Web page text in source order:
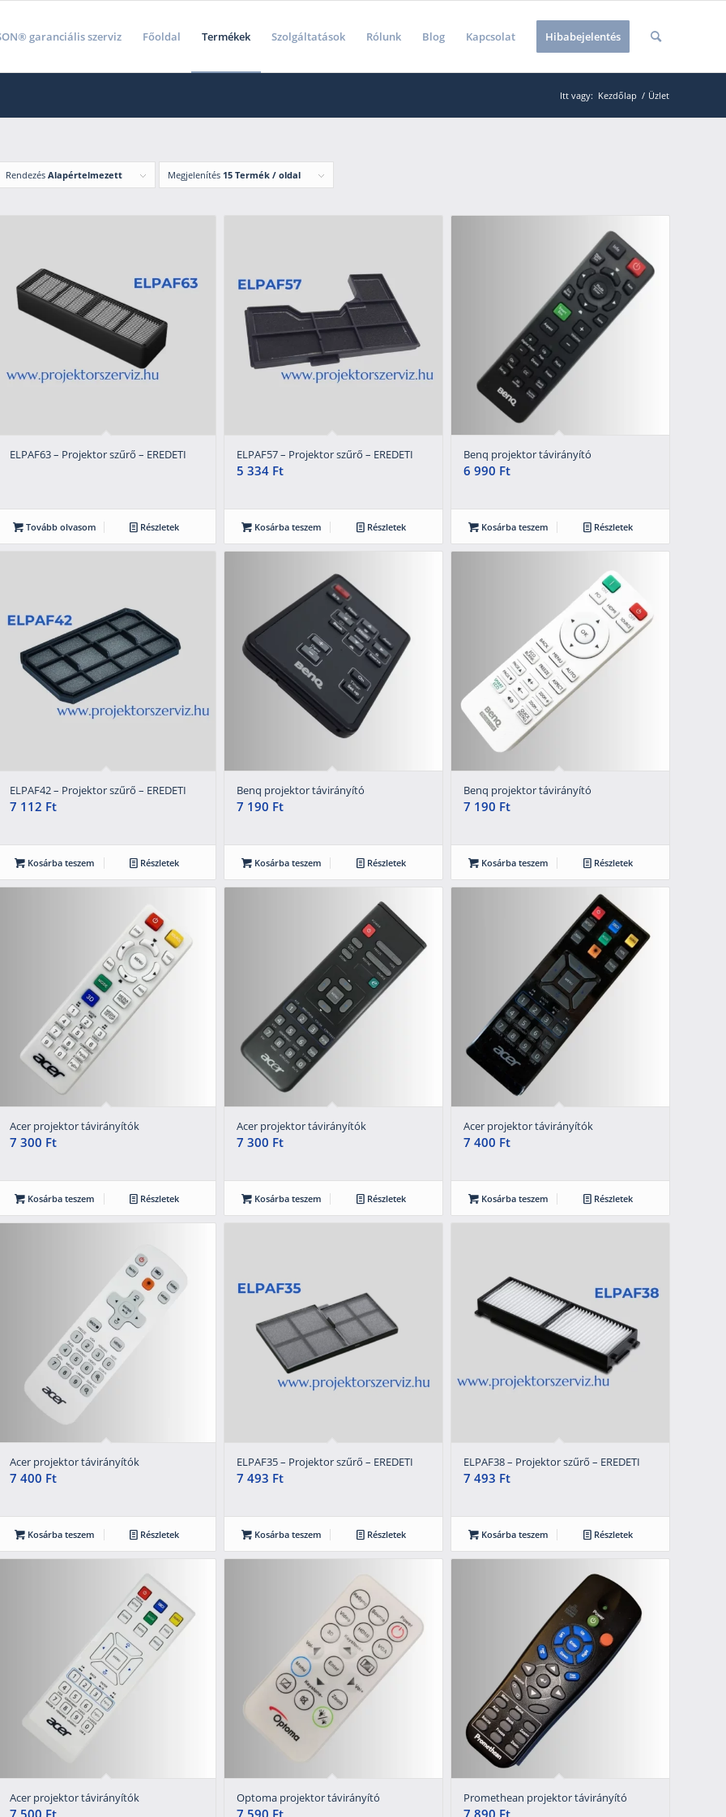
garanciális szerviz Főoldal Termékek Szolgáltatások Rólunk Blog Kapcsolat Hibabejelentés
Itt vagy: Kezdőlap / Üzlet
Rendezés Alapértelmezett Megjelenítés 15 Termék / oldal
ELPAF63 – Projektor szűrő – EREDETI
Tovább olvasom Részletek
ELPAF57 – Projektor szűrő – EREDETI
5 334 Ft
Kosárba teszem Részletek
Benq projektor távirányító
6 990 Ft
Kosárba teszem Részletek
ELPAF42 – Projektor szűrő – EREDETI
7 112 Ft
Kosárba teszem Részletek
Benq projektor távirányító
7 190 Ft
Kosárba teszem Részletek
Benq projektor távirányító
7 190 Ft
Kosárba teszem Részletek
Acer projektor távirányítók
7 300 Ft
Kosárba teszem Részletek
Acer projektor távirányítók
7 300 Ft
Kosárba teszem Részletek
Acer projektor távirányítók
7 400 Ft
Kosárba teszem Részletek
Acer projektor távirányítók
7 400 Ft
Kosárba teszem Részletek
ELPAF35 – Projektor szűrő – EREDETI
7 493 Ft
Kosárba teszem Részletek
ELPAF38 – Projektor szűrő – EREDETI
7 493 Ft
Kosárba teszem Részletek
Acer projektor távirányítók
7 500 Ft
Optoma projektor távirányító
7 590 Ft
Promethean projektor távirányító
7 890 Ft